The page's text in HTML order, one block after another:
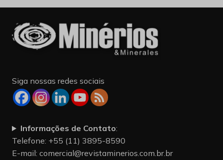
Siga nossas redes sociais
Informações de Contato:
Telefone: +55 (11) 3895-8590
E-mail: comercial@revistaminerios.com.br.br